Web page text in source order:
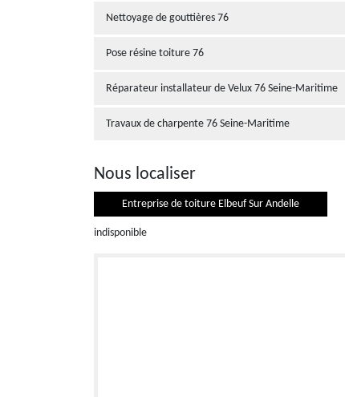
Nettoyage de gouttières 76
Pose résine toiture 76
Réparateur installateur de Velux 76 Seine-Maritime
Travaux de charpente 76 Seine-Maritime
Nous localiser
Entreprise de toiture Elbeuf Sur Andelle
indisponible